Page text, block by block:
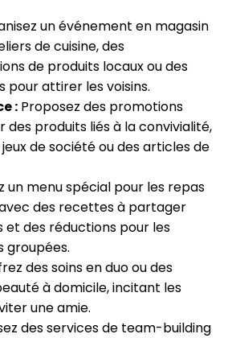
un événement en magasin
de cuisine, des
de produits locaux ou des
pour attirer les voisins.
: Proposez des promotions
des produits liés à la convivialité,
de société ou des articles de
un menu spécial pour les repas
des recettes à partager
et des réductions pour les
groupées.
des soins en duo ou des
à domicile, incitant les
une amie.
des services de team-building